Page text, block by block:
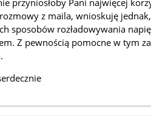
przyniosłoby Pani najwięcej
z maila, wnioskuję
sposobów rozładowywania
Z pewnością pomocne w tym